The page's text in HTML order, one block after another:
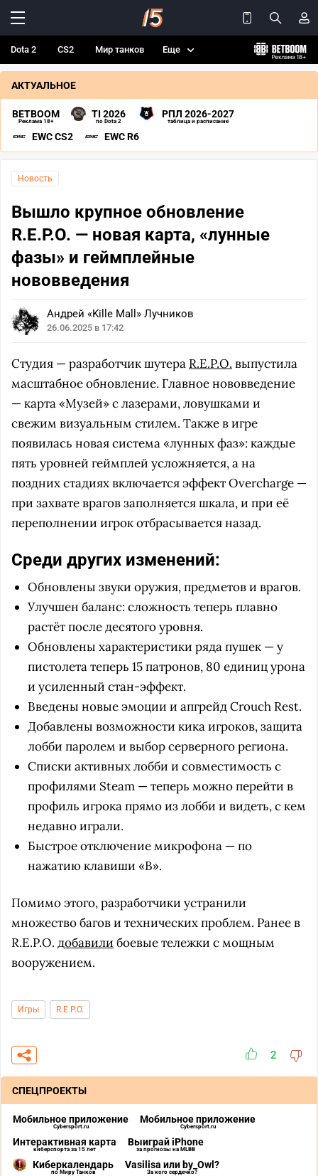
Dota 2 CS2 Мир танков Еще
АКТУАЛЬНОЕ
BETBOOM
Реклама 18+
TI 2026
по Dota 2
РПЛ 2026-2027
таблица и расписание
EWC CS2 EWC R6
Новость
Вышло крупное обновление
R.E.P.O. — новая карта, «лунные
фазы» и геймплейные
нововведения
Андрей «Kille Mall» Лучников
26.06.2025 в 17:42
Студия — разработчик шутера R.E.P.O. выпустила
масштабное обновление. Главное нововведение
— карта «Музей» с лазерами, ловушками и
свежим визуальным стилем. Также в игре
появилась новая система «лунных фаз»: каждые
пять уровней геймплей усложняется, а на
поздних стадиях включается эффект Overcharge —
при захвате врагов заполняется шкала, и при её
переполнении игрок отбрасывается назад.
Среди других изменений:
Обновлены звуки оружия, предметов и врагов.
Улучшен баланс: сложность теперь плавно
растёт после десятого уровня.
Обновлены характеристики ряда пушек — у
пистолета теперь 15 патронов, 80 единиц урона
и усиленный стан-эффект.
Введены новые эмоции и апгрейд Crouch Rest.
Добавлены возможности кика игроков, защита
лобби паролем и выбор серверного региона.
Списки активных лобби и совместимость с
профилями Steam — теперь можно перейти в
профиль игрока прямо из лобби и видеть, с кем
недавно играли.
Быстрое отключение микрофона — по
нажатию клавиши «B».
Помимо этого, разработчики устранили
множество багов и технических проблем. Ранее в
R.E.P.O. добавили боевые тележки с мощным
вооружением.
Игры R.E.P.O.
2
СПЕЦПРОЕКТЫ
Мобильное приложение
Cybersport.ru
Мобильное приложение
Cybersport.ru
Интерактивная карта
киберспорта за 15 лет
Выиграй iPhone
за прогнозы на MLBB
Киберкалендарь
по Миру Танков
Vasilisa или by_Owl?
За кого сердечко?